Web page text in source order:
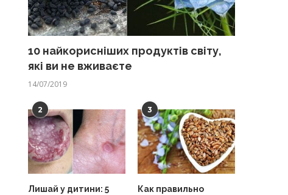
10 найкорисніших продуктів світу,
які ви не вживаєте
14/07/2019
2
Лишай у дитини: 5
3
Как правильно